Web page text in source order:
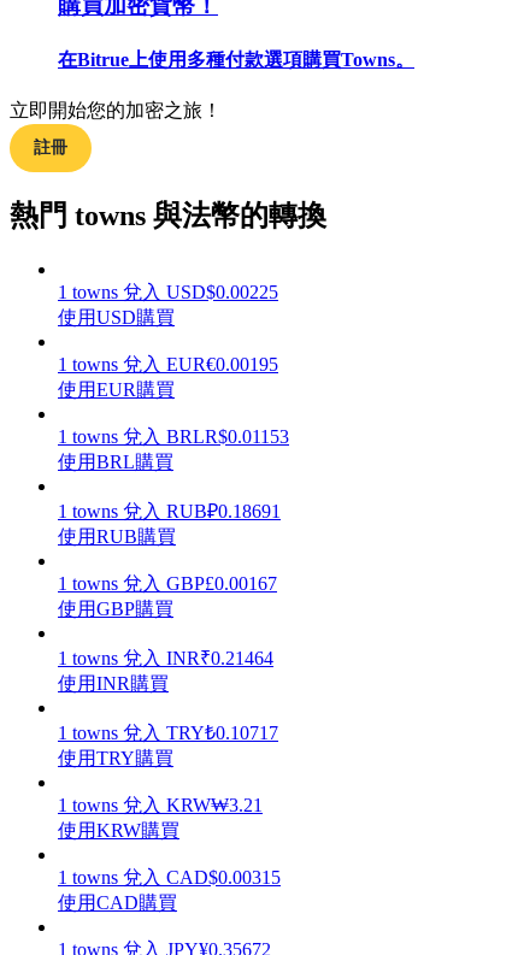
合約指南
合約功能使用指南
學習如何保持盈利
購買加密貨幣！
在Bitrue上使用多種付款選項購買Towns。
立即開始您的加密之旅！
註冊
熱門 towns 與法幣的轉換
1 towns 兌入 USD$0.00225
使用USD購買
1 towns 兌入 EUR€0.00195
使用EUR購買
1 towns 兌入 BRLR$0.01153
使用BRL購買
1 towns 兌入 RUB₽0.18691
使用RUB購買
1 towns 兌入 GBP£0.00167
使用GBP購買
1 towns 兌入 INR₹0.21464
使用INR購買
1 towns 兌入 TRY₺0.10717
使用TRY購買
1 towns 兌入 KRW₩3.21
使用KRW購買
1 towns 兌入 CAD$0.00315
使用CAD購買
1 towns 兌入 JPY¥0.35672